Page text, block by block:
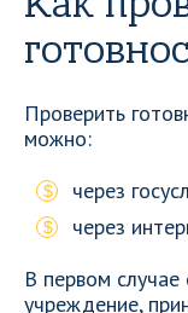
Проверить
можно:
через
через
В первом случае
учреждение,